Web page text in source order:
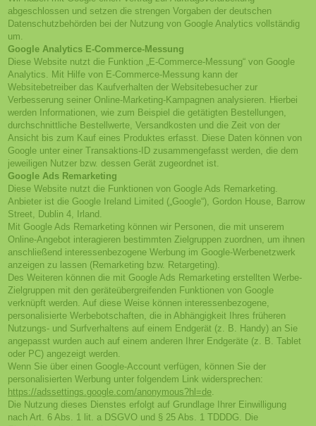
abgeschlossen und setzen die strengen Vorgaben der deutschen
Datenschutzbehörden bei der Nutzung von Google Analytics vollständig
um.
Google Analytics E-Commerce-Messung
Diese Website nutzt die Funktion „E-Commerce-Messung“ von Google
Analytics. Mit Hilfe von E-Commerce-Messung kann der
Websitebetreiber das Kaufverhalten der Websitebesucher zur
Verbesserung seiner Online-Marketing-Kampagnen analysieren. Hierbei
werden Informationen, wie zum Beispiel die getätigten Bestellungen,
durchschnittliche Bestellwerte, Versandkosten und die Zeit von der
Ansicht bis zum Kauf eines Produktes erfasst. Diese Daten können von
Google unter einer Transaktions-ID zusammengefasst werden, die dem
jeweiligen Nutzer bzw. dessen Gerät zugeordnet ist.
Google Ads Remarketing
Diese Website nutzt die Funktionen von Google Ads Remarketing.
Anbieter ist die Google Ireland Limited („Google“), Gordon House, Barrow
Street, Dublin 4, Irland.
Mit Google Ads Remarketing können wir Personen, die mit unserem
Online-Angebot interagieren bestimmten Zielgruppen zuordnen, um ihnen
anschließend interessenbezogene Werbung im Google-Werbenetzwerk
anzeigen zu lassen (Remarketing bzw. Retargeting).
Des Weiteren können die mit Google Ads Remarketing erstellten Werbe-
Zielgruppen mit den geräteübergreifenden Funktionen von Google
verknüpft werden. Auf diese Weise können interessenbezogene,
personalisierte Werbebotschaften, die in Abhängigkeit Ihres früheren
Nutzungs- und Surfverhaltens auf einem Endgerät (z. B. Handy) an Sie
angepasst wurden auch auf einem anderen Ihrer Endgeräte (z. B. Tablet
oder PC) angezeigt werden.
Wenn Sie über einen Google-Account verfügen, können Sie der
personalisierten Werbung unter folgendem Link widersprechen:
https://adssettings.google.com/anonymous?hl=de.
Die Nutzung dieses Dienstes erfolgt auf Grundlage Ihrer Einwilligung
nach Art. 6 Abs. 1 lit. a DSGVO und § 25 Abs. 1 TDDDG. Die